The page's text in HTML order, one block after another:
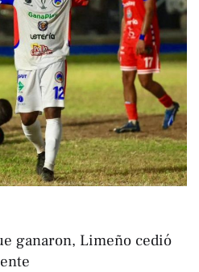
ganaron, Limeño cedió